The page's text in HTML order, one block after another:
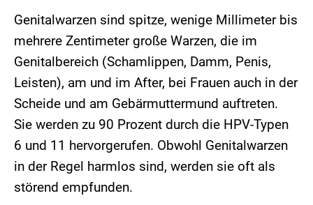
Genitalwarzen sind spitze, wenige Millimeter bis
mehrere Zentimeter große Warzen, die im
Genitalbereich (Schamlippen, Damm, Penis,
Leisten), am und im After, bei Frauen auch in der
Scheide und am Gebärmuttermund auftreten.
Sie werden zu 90 Prozent durch die HPV-Typen
6 und 11 hervorgerufen. Obwohl Genitalwarzen
in der Regel harmlos sind, werden sie oft als
störend empfunden.